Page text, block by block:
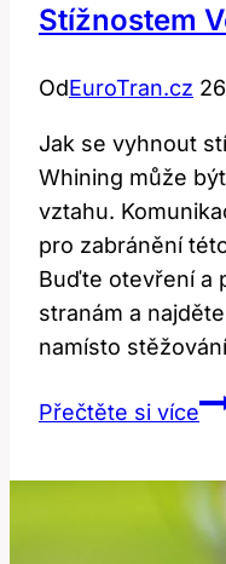
Stížnostem
OdEuroTran.cz
Jak se vyhnout
Whining může
vztahu.
pro zabránění
Buďte otevření a
stranám a
namísto
Přečtěte si více